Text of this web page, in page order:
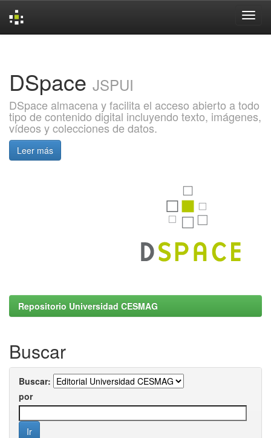
DSpace JSPUI
DSpace almacena y facilita el acceso abierto a todo
tipo de contenido digital incluyendo texto, imágenes,
vídeos y colecciones de datos.
Leer más
Repositorio Universidad CESMAG
Buscar
Buscar:
por